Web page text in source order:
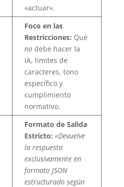
«actuar».
Foco en las
Restricciones: Qué
nodebe hacer la
IA, límites de
caracteres, tono
específico y
cumplimiento
normativo.
Formato de Salida
Estricto: «Devuelve
la respuesta
exclusivamente en
formato JSON
estructurado según